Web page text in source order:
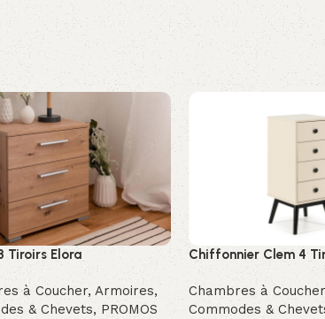
Tiroirs Elora
à Coucher, Armoires,
& Chevets, PROMOS
Chiffonnier Clem 4
Chambres à Coucher
Commodes &